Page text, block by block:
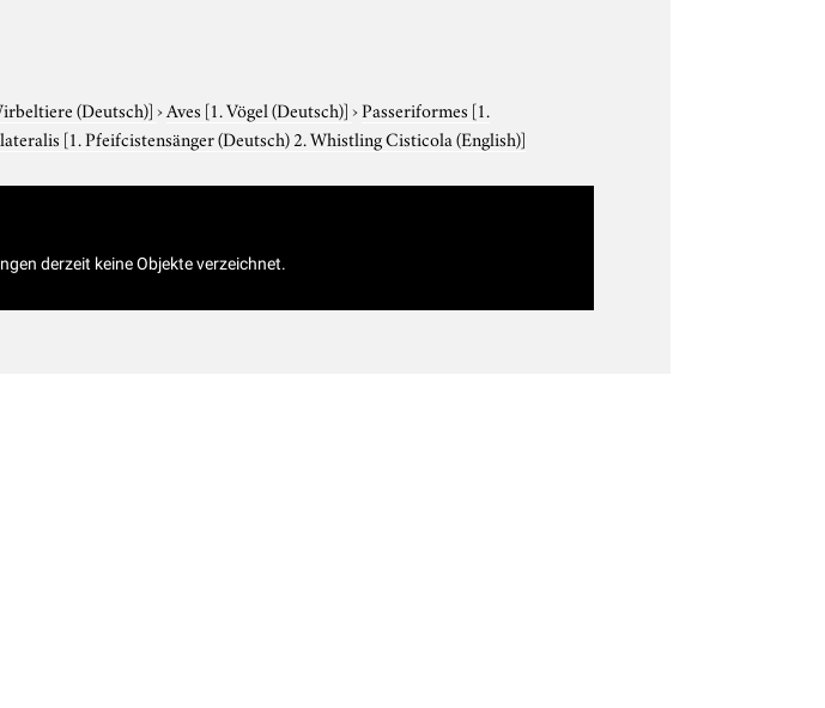
(Deutsch)]›Aves [1. Vögel (Deutsch)]›Passeriformes [1.
[1. Pfeifcistensänger (Deutsch) 2. Whistling Cisticola (English)]
derzeit keine Objekte verzeichnet.